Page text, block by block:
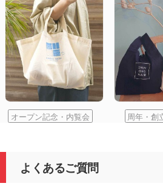
オープン記念・内覧会 周年・創
よくあるご質問